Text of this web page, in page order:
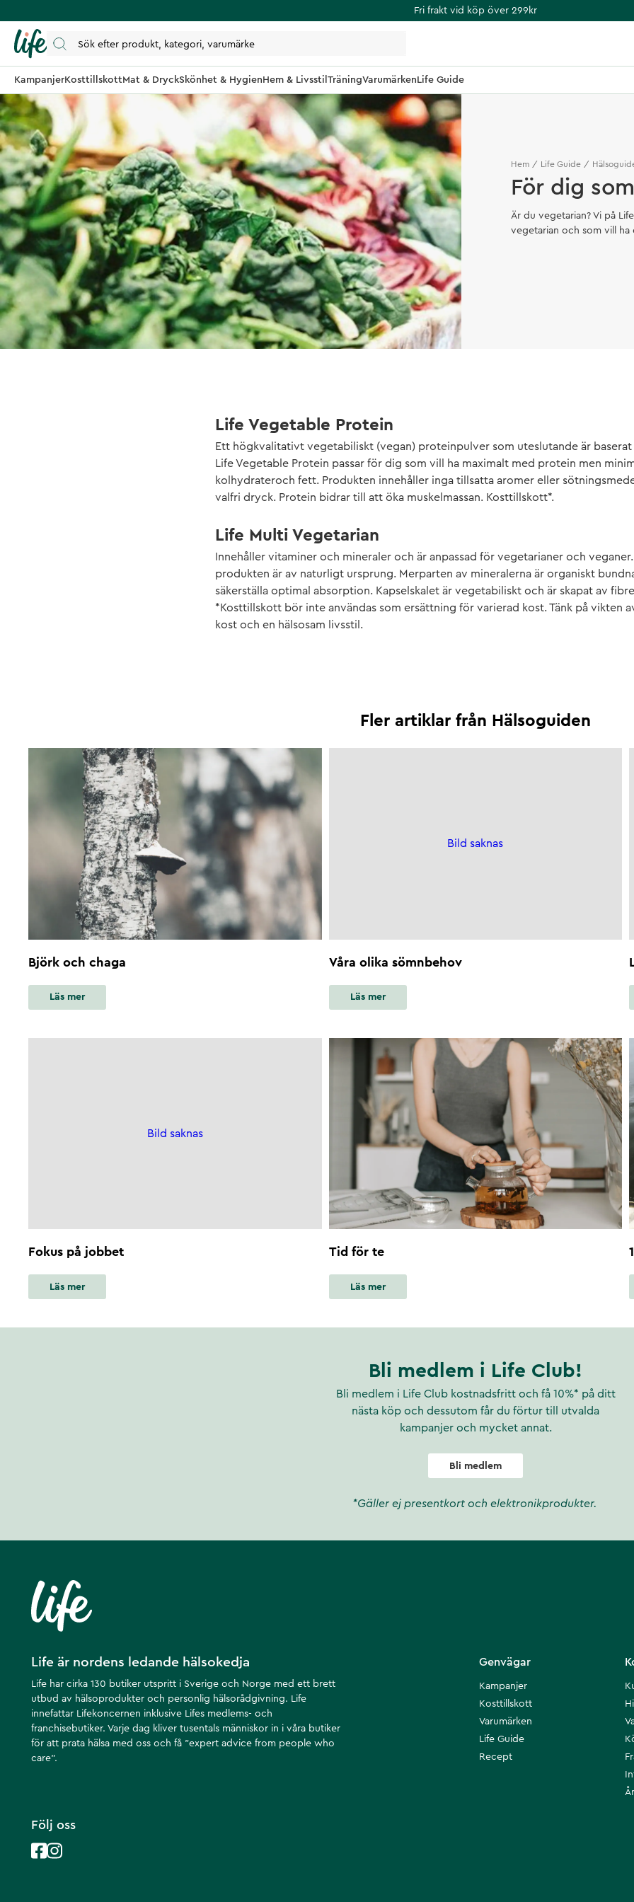
Fri frakt vid köp över 299kr
KampanjerKosttillskottMat & DryckSkönhet & HygienHem & Livsstil TräningVarumärkenLife Guide
Hem Life Guide
För dig
Är du vegetarian? Vi på
vegetarian och som vill
Life Vegetable Protein
Ett högkvalitativt vegetabiliskt (vegan) proteinpulver som uteslutande är
Life Vegetable Protein passar för dig som vill ha maximalt med protein men
kolhydrateroch fett. Produkten innehåller inga tillsatta aromer eller
valfri dryck. Protein bidrar till att öka muskelmassan. Kosttillskott*.
Life Multi Vegetarian
Innehåller vitaminer och mineraler och är anpassad för vegetarianer och
produkten är av naturligt ursprung. Merparten av mineralerna är organiskt
säkerställa optimal absorption. Kapselskalet är vegetabiliskt och är skapat av
*Kosttillskott bör inte användas som ersättning för varierad kost. Tänk på vikten
kost och en hälsosam livsstil.
Fler artiklar från Hälsoguiden
Björk och chaga
Läs mer
Bild saknas
Våra olika sömnbehov
Läs mer
Bild saknas
Fokus på jobbet
Läs mer
Tid för te
Läs mer
Bli medlem i Life Club!
Bli medlem i Life Club kostnadsfritt och få 10%* på ditt
nästa köp och dessutom får du förtur till utvalda
kampanjer och mycket annat.
Bli medlem
*Gäller ej presentkort och elektronikprodukter.
Life är nordens ledande hälsokedja
Life har cirka 130 butiker utspritt i Sverige och Norge med ett brett
utbud av hälsoprodukter och personlig hälsorådgivning. Life
innefattar Lifekoncernen inklusive Lifes medlems- och
franchisebutiker. Varje dag kliver tusentals människor in i våra butiker
för att prata hälsa med oss och få ”expert advice from people who
care”.
Genvägar
Kampanjer
Kosttillskott
Varumärken
Life Guide
Recept
Följ oss